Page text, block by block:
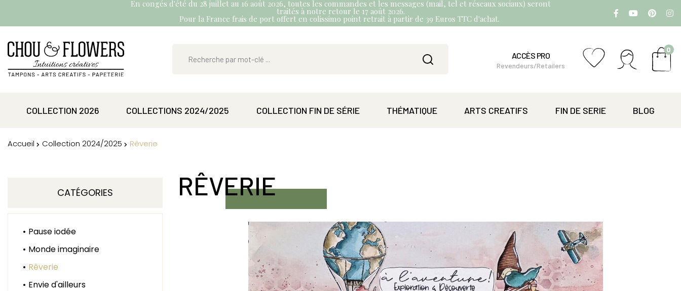
En congés d'été du 28 juillet au 16 août 2026, toutes les commandes et les messages (mail, tel et réseaux sociaux) seront
traités à notre retour le 17 août 2026.
Pour la France frais de port offert en colissimo point retrait à partir de 39 Euros TTC d'achat.
ACCÈS PRO
Revendeurs/Retailers
0
COLLECTION 2026 COLLECTIONS 2024/2025 COLLECTION FIN DE SÉRIE THÉMATIQUE ARTS CREATIFS FIN DE SERIE BLOG
Accueil Collection 2024/2025 Rêverie
CATÉGORIES
Pause iodée
Monde imaginaire
Rêverie
Envie d'ailleurs
RÊVERIE